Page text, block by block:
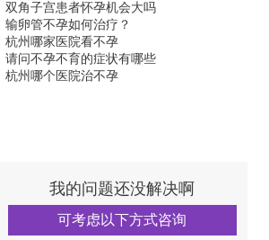
双角子宫患者怀孕机会大吗
输卵管不孕如何治疗？
杭州哪家医院看不孕
请问不孕不育的症状有哪些
杭州哪个医院治不孕
我的问题还没解决啊
可考虑以下方式咨询